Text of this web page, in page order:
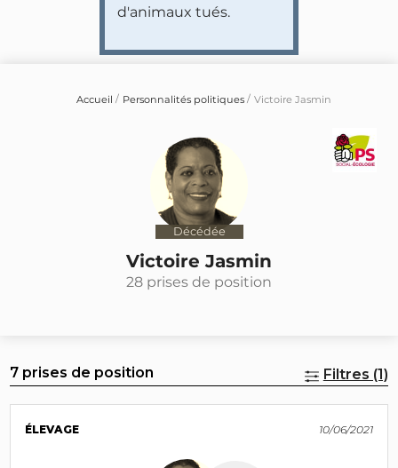
d'animaux tués.
Accueil Personnalités politiques Victoire Jasmin
Décédée
Victoire Jasmin
28 prises de position
7 prises de position Filtres (1)
ÉLEVAGE 10/06/2021